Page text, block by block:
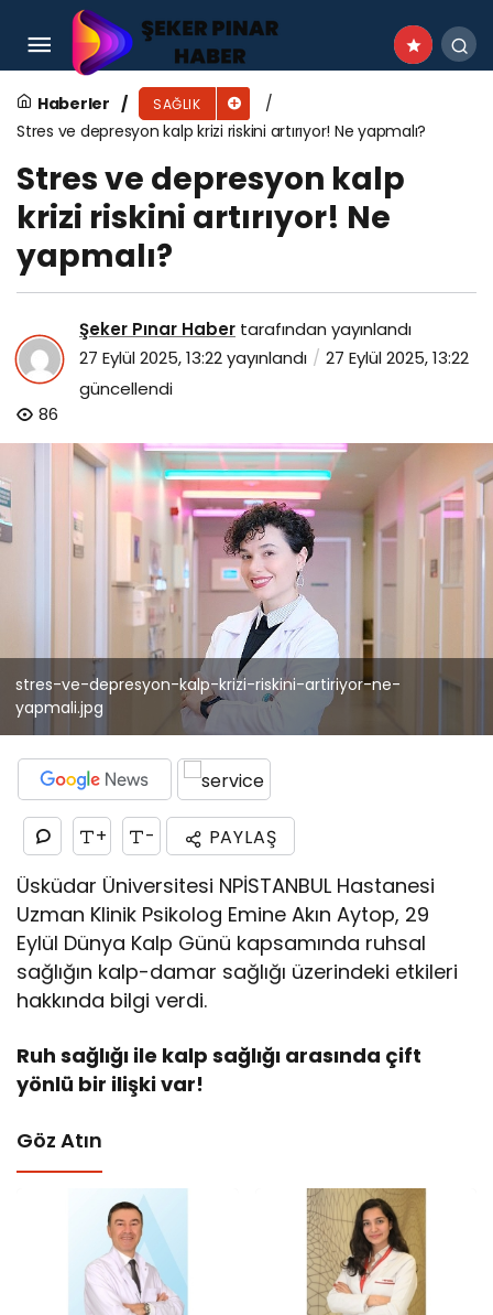
Haberler SAĞLIK
Stres ve depresyon kalp krizi riskini artırıyor! Ne yapmalı?
Stres ve depresyon kalp
krizi riskini artırıyor! Ne
yapmalı?
Şeker Pınar Haber tarafından yayınlandı
27 Eylül 2025, 13:22yayınlandı
27 Eylül 2025, 13:22
güncellendi
86
stres-ve-depresyon-kalp-krizi-riskini-artiriyor-ne-
yapmali.jpg
+ - PAYLAŞ
Üsküdar Üniversitesi NPİSTANBUL Hastanesi
Uzman Klinik Psikolog Emine Akın Aytop, 29
Eylül Dünya Kalp Günü kapsamında ruhsal
sağlığın kalp-damar sağlığı üzerindeki etkileri
hakkında bilgi verdi.
Ruh sağlığı ile kalp sağlığı arasında çift
yönlü bir ilişki var!
Göz Atın
Popüler diyetler kalp-damar hastalıklarına
zemin hazırlıyor uyarısı